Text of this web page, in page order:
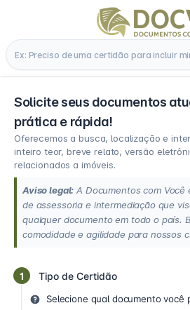
Solicite seus documentos
prática e rápida!
Oferecemos a busca, localização e
inteiro teor, breve relato, versão
relacionados a imóveis.
Aviso legal: A Documentos com Você
de assessoria e intermediação que
qualquer documento em todo o país.
comodidade e agilidade para nossos
1 Tipo de Certidão
Selecione qual documento você